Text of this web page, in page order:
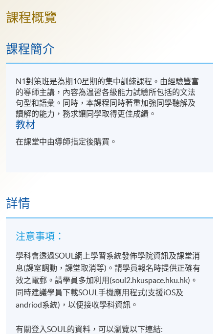
課程概覽
課程簡介
N1對策班是為期10星期的集中訓練課程。由經驗豐富
的導師主講，內容為温習各級能力試驗所包括的文法
句型和語彙。同時，本課程同時著重加強同學聽解及
讀解的能力，務求讓同學取得更佳成績。
教材
在課堂中由導師指定後購買。
詳情
注意事項：
學科會透過SOUL網上學習系統發佈學院資訊及課堂消
息(課室調動，課堂取消等)。請學員報名時提供正確有
效之電郵。請學員多加利用(soul2.hkuspace.hku.hk)。
同時建議學員下載SOUL手機應用程式(支援iOS及
andriod系統)，以便接收學科資訊。
有關登入SOUL的資料，可以瀏覽以下連結: